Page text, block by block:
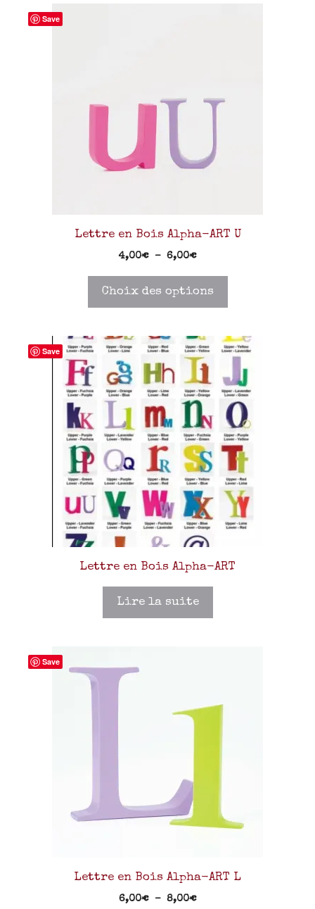
Save
Lettre en Bois Alpha-ART U
4,00€ – 6,00€
Choix des options
Save
Lettre en Bois Alpha-ART
Lire la suite
Save
Lettre en Bois Alpha-ART L
6,00€ – 8,00€